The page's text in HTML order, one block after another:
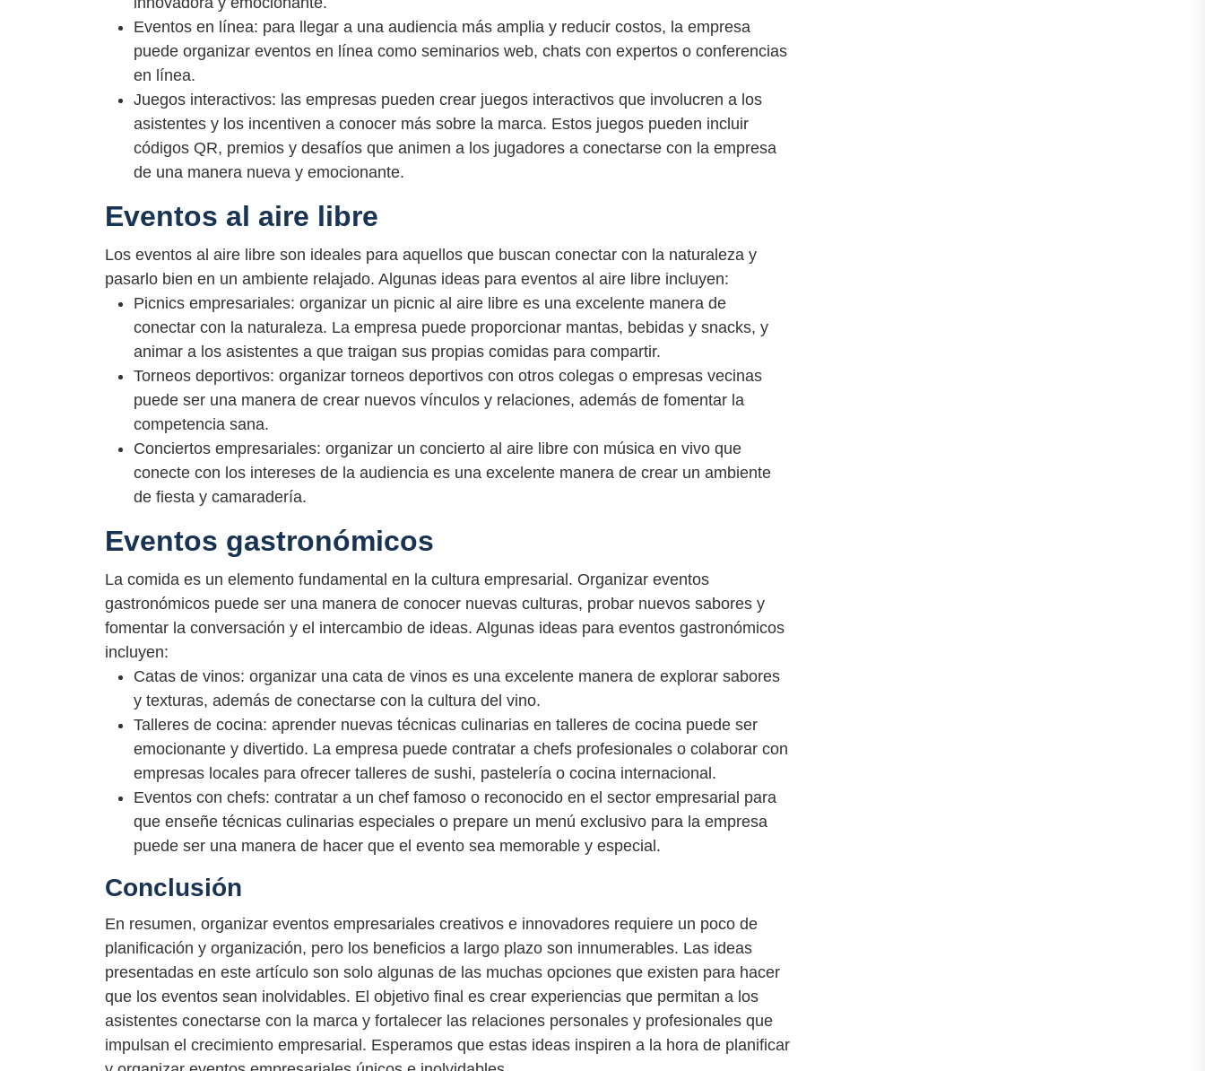
Eventos en línea: para llegar a una audiencia más amplia y reducir costos, la empresa
puede organizar eventos en línea como seminarios web, chats con expertos o conferencias
en línea.
Juegos interactivos: las empresas pueden crear juegos interactivos que involucren a los
asistentes y los incentiven a conocer más sobre la marca. Estos juegos pueden incluir
códigos QR, premios y desafíos que animen a los jugadores a conectarse con la empresa
de una manera nueva y emocionante.
Eventos al aire libre
Los eventos al aire libre son ideales para aquellos que buscan conectar con la naturaleza y
pasarlo bien en un ambiente relajado. Algunas ideas para eventos al aire libre incluyen:
Picnics empresariales: organizar un picnic al aire libre es una excelente manera de
conectar con la naturaleza. La empresa puede proporcionar mantas, bebidas y snacks, y
animar a los asistentes a que traigan sus propias comidas para compartir.
Torneos deportivos: organizar torneos deportivos con otros colegas o empresas vecinas
puede ser una manera de crear nuevos vínculos y relaciones, además de fomentar la
competencia sana.
Conciertos empresariales: organizar un concierto al aire libre con música en vivo que
conecte con los intereses de la audiencia es una excelente manera de crear un ambiente
de fiesta y camaradería.
Eventos gastronómicos
La comida es un elemento fundamental en la cultura empresarial. Organizar eventos
gastronómicos puede ser una manera de conocer nuevas culturas, probar nuevos sabores y
fomentar la conversación y el intercambio de ideas. Algunas ideas para eventos gastronómicos
incluyen:
Catas de vinos: organizar una cata de vinos es una excelente manera de explorar sabores
y texturas, además de conectarse con la cultura del vino.
Talleres de cocina: aprender nuevas técnicas culinarias en talleres de cocina puede ser
emocionante y divertido. La empresa puede contratar a chefs profesionales o colaborar con
empresas locales para ofrecer talleres de sushi, pastelería o cocina internacional.
Eventos con chefs: contratar a un chef famoso o reconocido en el sector empresarial para
que enseñe técnicas culinarias especiales o prepare un menú exclusivo para la empresa
puede ser una manera de hacer que el evento sea memorable y especial.
Conclusión
En resumen, organizar eventos empresariales creativos e innovadores requiere un poco de
planificación y organización, pero los beneficios a largo plazo son innumerables. Las ideas
presentadas en este artículo son solo algunas de las muchas opciones que existen para hacer
que los eventos sean inolvidables. El objetivo final es crear experiencias que permitan a los
asistentes conectarse con la marca y fortalecer las relaciones personales y profesionales que
impulsan el crecimiento empresarial. Esperamos que estas ideas inspiren a la hora de planificar